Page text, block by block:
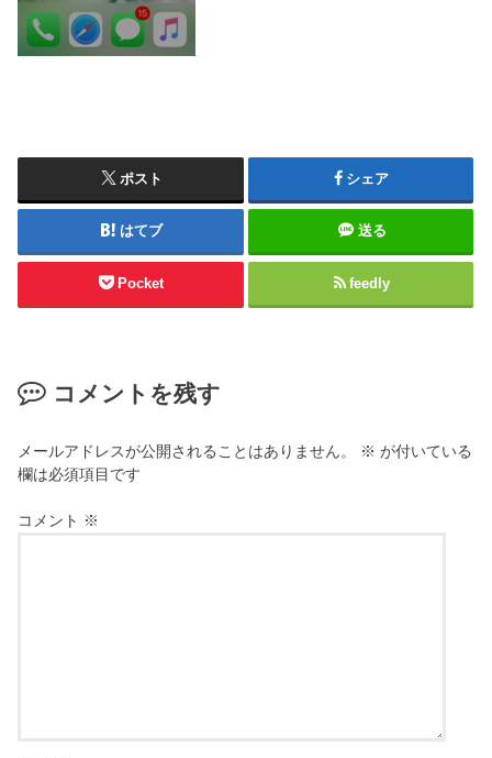
ポスト シェア
はてブ 送る
Pocket feedly
コメントを残す
メールアドレスが公開されることはありません。 ※ が付いている
欄は必須項目です
コメント ※